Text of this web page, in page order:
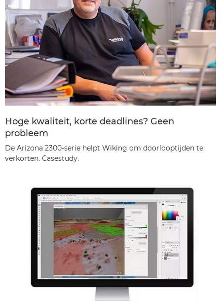
Hoge kwaliteit, korte deadlines? Geen
probleem
De Arizona 2300-serie helpt Wiking om doorlooptijden te
verkorten. Casestudy.